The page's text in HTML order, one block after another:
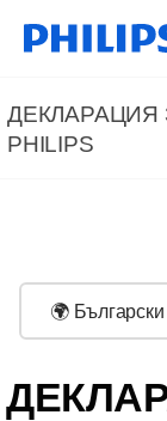
ДЕКЛАРАЦИЯ
PHILIPS